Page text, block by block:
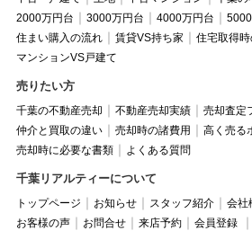
2000万円台
3000万円台 4000万円台
住まい購入の流れ
賃貸VS持ち家
住宅取得時
マンションVS戸建て
売りたい方
千葉の不動産売却 不動産売却実績 売却査定
仲介と買取の違い
売却時の諸費用
高く売る
売却時に必要な書類
よくある質問
千葉リアルティーについて
トップページ お知らせ スタッフ紹介 会社
お客様の声
お問合せ 来店予約 会員登録